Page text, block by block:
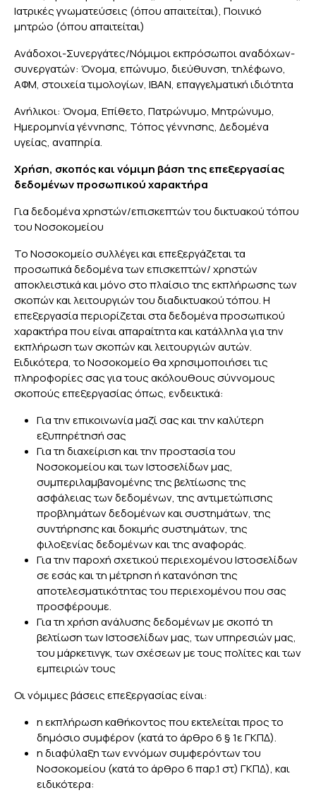
Ιατρικές γνωματεύσεις (όπου απαιτείται), Ποινικό
μητρώο (όπου απαιτείται)
Ανάδοχοι-Συνεργάτες/Νόμιμοι εκπρόσωποι αναδόχων-
συνεργατών: Όνομα, επώνυμο, διεύθυνση, τηλέφωνο,
ΑΦM, στοιχεία τιμολογίων, IBAN, επαγγελματική ιδιότητα
Ανήλικοι: Όνομα, Επίθετο, Πατρώνυμο, Μητρώνυμο,
Ημερομηνία γέννησης, Τόπος γέννησης, Δεδομένα
υγείας, αναπηρία.
Χρήση, σκοπός και νόμιμη βάση της επεξεργασίας
δεδομένων προσωπικού χαρακτήρα
Για δεδομένα χρηστών/επισκεπτών του δικτυακού τόπου
του Νοσοκομείου
Το Νοσοκομείο συλλέγει και επεξεργάζεται τα
προσωπικά δεδομένα των επισκεπτών/ χρηστών
αποκλειστικά και μόνο στο πλαίσιο της εκπλήρωσης των
σκοπών και λειτουργιών του διαδικτυακού τόπου. Η
επεξεργασία περιορίζεται στα δεδομένα προσωπικού
χαρακτήρα που είναι απαραίτητα και κατάλληλα για την
εκπλήρωση των σκοπών και λειτουργιών αυτών.
Ειδικότερα, το Νοσοκομείο θα χρησιμοποιήσει τις
πληροφορίες σας για τους ακόλουθους σύννομους
σκοπούς επεξεργασίας όπως, ενδεικτικά:
Για την επικοινωνία μαζί σας και την καλύτερη
εξυπηρέτησή σας
Για τη διαχείριση και την προστασία του
Νοσοκομείου και των Ιστοσελίδων μας,
συμπεριλαμβανομένης της βελτίωσης της
ασφάλειας των δεδομένων, της αντιμετώπισης
προβλημάτων δεδομένων και συστημάτων, της
συντήρησης και δοκιμής συστημάτων, της
φιλοξενίας δεδομένων και της αναφοράς.
Για την παροχή σχετικού περιεχομένου Ιστοσελίδων
σε εσάς και τη μέτρηση ή κατανόηση της
αποτελεσματικότητας του περιεχομένου που σας
προσφέρουμε.
Για τη χρήση ανάλυσης δεδομένων με σκοπό τη
βελτίωση των Ιστοσελίδων μας, των υπηρεσιών μας,
του μάρκετινγκ, των σχέσεων με τους πολίτες και των
εμπειριών τους
Οι νόμιμες βάσεις επεξεργασίας είναι:
η εκπλήρωση καθήκοντος που εκτελείται προς το
δημόσιο συμφέρον (κατά το άρθρο 6 § 1ε ΓΚΠΔ).
η διαφύλαξη των εννόμων συμφερόντων του
Νοσοκομείου (κατά το άρθρο 6 παρ.1 στ) ΓΚΠΔ), και
ειδικότερα: